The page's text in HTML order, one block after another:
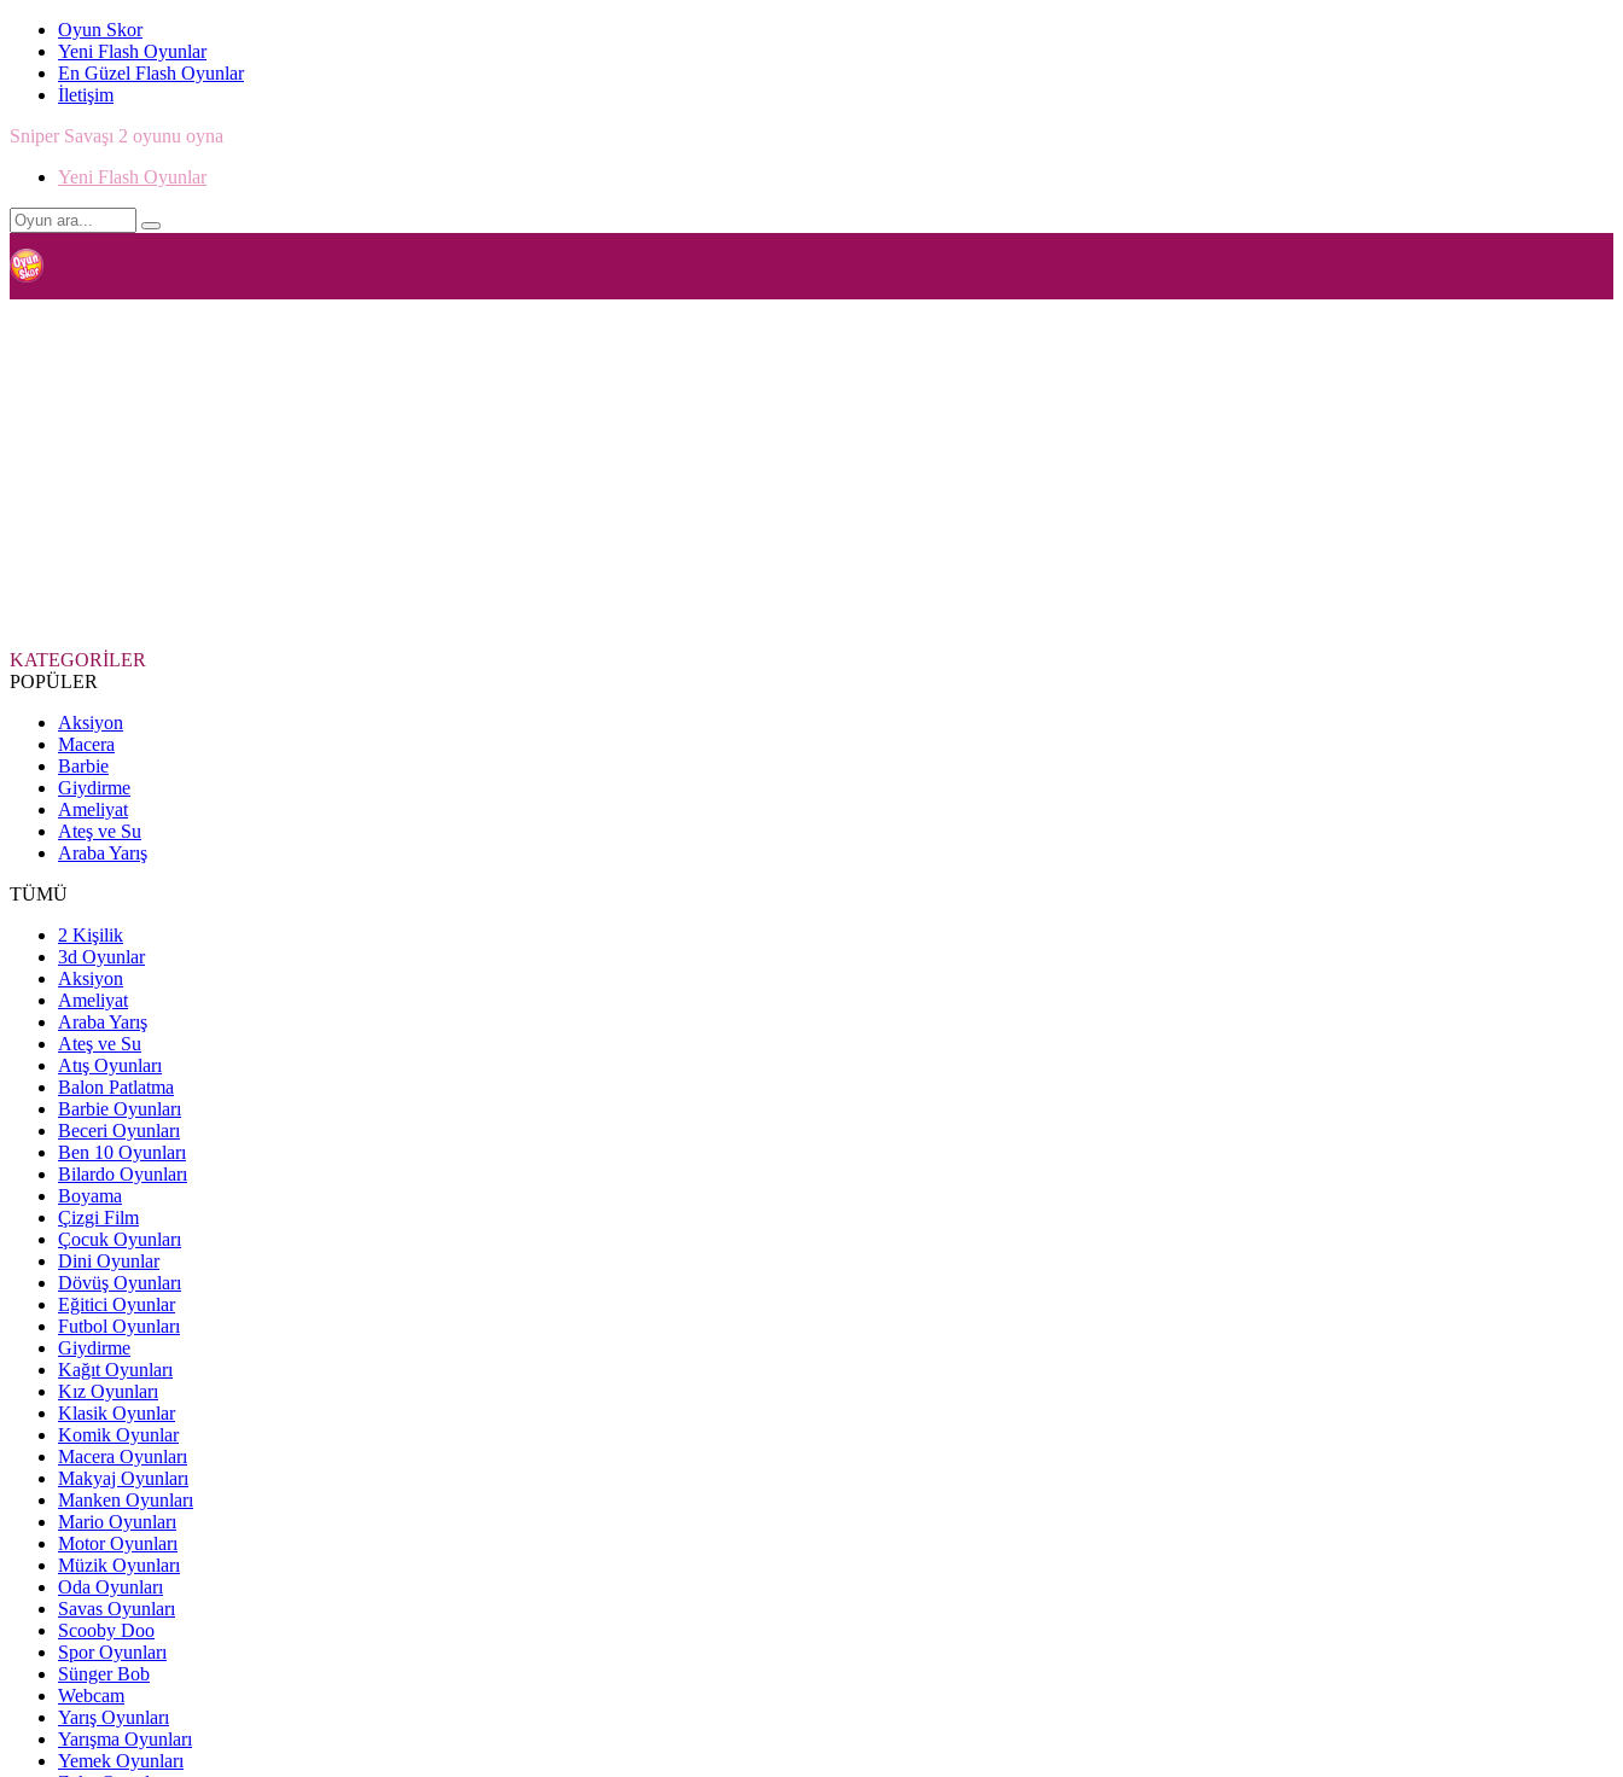
Oyun Skor
Yeni Flash Oyunlar
En Güzel Flash Oyunlar
İletişim
Sniper Savaşı 2 oyunu oyna
Yeni Flash Oyunlar
KATEGORİLER
POPÜLER
Aksiyon
Macera
Barbie
Giydirme
Ameliyat
Ateş ve Su
Araba Yarış
TÜMÜ
2 Kişilik
3d Oyunlar
Aksiyon
Ameliyat
Araba Yarış
Ateş ve Su
Atış Oyunları
Balon Patlatma
Barbie Oyunları
Beceri Oyunları
Ben 10 Oyunları
Bilardo Oyunları
Boyama
Çizgi Film
Çocuk Oyunları
Dini Oyunlar
Dövüş Oyunları
Eğitici Oyunlar
Futbol Oyunları
Giydirme
Kağıt Oyunları
Kız Oyunları
Klasik Oyunlar
Komik Oyunlar
Macera Oyunları
Makyaj Oyunları
Manken Oyunları
Mario Oyunları
Motor Oyunları
Müzik Oyunları
Oda Oyunları
Savas Oyunları
Scooby Doo
Spor Oyunları
Sünger Bob
Webcam
Yarış Oyunları
Yarışma Oyunları
Yemek Oyunları